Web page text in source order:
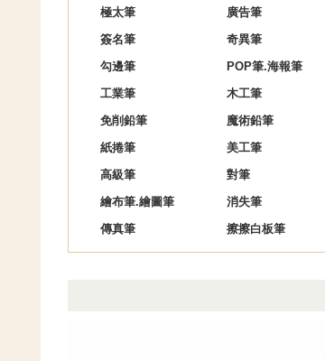
極太筆
廣告筆
簽名筆
奇異筆
勾邊筆
POP筆.海報筆
工業筆
木工筆
免削鉛筆
魔術鉛筆
紙捲筆
美工筆
高級筆
對筆
繪布筆.繪圖筆
消失筆
傳真筆
擦擦白板筆